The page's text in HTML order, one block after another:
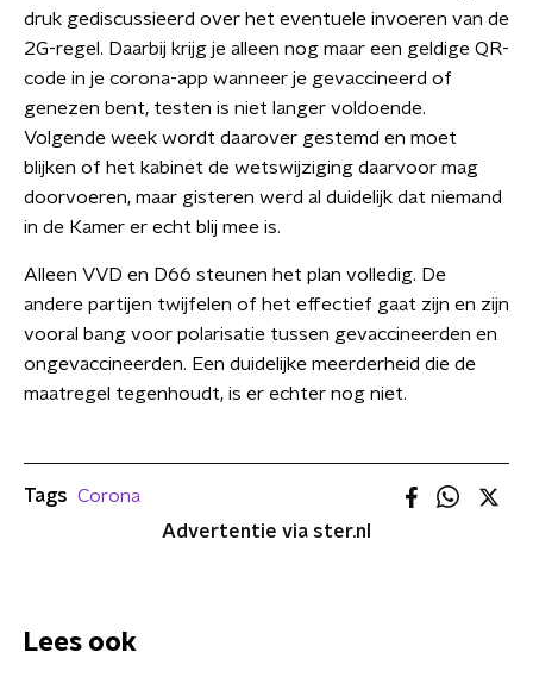
druk gediscussieerd over het eventuele invoeren van de
2G-regel. Daarbij krijg je alleen nog maar een geldige QR-
code in je corona-app wanneer je gevaccineerd of
genezen bent, testen is niet langer voldoende.
Volgende week wordt daarover gestemd en moet
blijken of het kabinet de wetswijziging daarvoor mag
doorvoeren, maar gisteren werd al duidelijk dat niemand
in de Kamer er echt blij mee is.
Alleen VVD en D66 steunen het plan volledig. De
andere partijen twijfelen of het effectief gaat zijn en zijn
vooral bang voor polarisatie tussen gevaccineerden en
ongevaccineerden. Een duidelijke meerderheid die de
maatregel tegenhoudt, is er echter nog niet.
Tags Corona
Advertentie via ster.nl
Lees ook